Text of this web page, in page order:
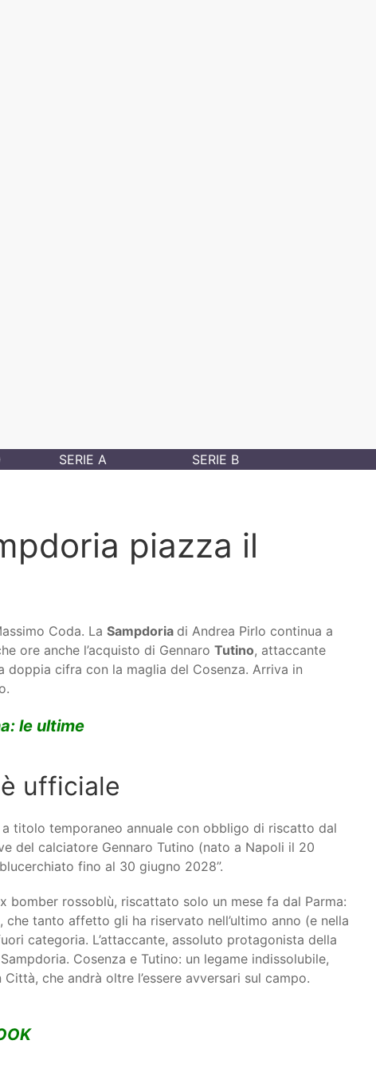
SERIE A SERIE B
piazza il
Coda. La Sampdoria di Andrea Pirlo continua a
ore anche l’acquisto di Gennaro Tutino, attaccante
doppia cifra con la maglia del Cosenza. Arriva in
le ultime
ufficiale
a titolo temporaneo annuale con obbligo di riscatto dal
del calciatore Gennaro Tutino (nato a Napoli il 20
fino al 30 giugno 2028”.
bomber rossoblù, riscattato solo un mese fa dal Parma:
che tanto affetto gli ha riservato nell’ultimo anno (e nella
categoria. L’attaccante, assoluto protagonista della
Cosenza e Tutino: un legame indissolubile,
che andrà oltre l’essere avversari sul campo.